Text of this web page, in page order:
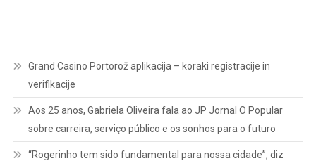
Grand Casino Portorož aplikacija – koraki registracije in
verifikacije
Aos 25 anos, Gabriela Oliveira fala ao JP Jornal O Popular
sobre carreira, serviço público e os sonhos para o futuro
“Rogerinho tem sido fundamental para nossa cidade”, diz